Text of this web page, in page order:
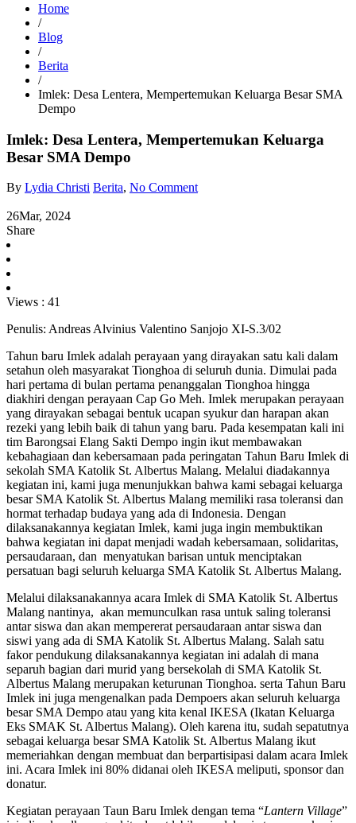
Home
/
Blog
/
Berita
/
Imlek: Desa Lentera, Mempertemukan Keluarga Besar SMA
Dempo
Imlek: Desa Lentera, Mempertemukan Keluarga
Besar SMA Dempo
By Lydia Christi Berita, No Comment
26Mar, 2024
Share
Views : 41
Penulis: Andreas Alvinius Valentino Sanjojo XI-S.3/02
Tahun baru Imlek adalah perayaan yang dirayakan satu kali dalam
setahun oleh masyarakat Tionghoa di seluruh dunia. Dimulai pada
hari pertama di bulan pertama penanggalan Tionghoa hingga
diakhiri dengan perayaan Cap Go Meh. Imlek merupakan perayaan
yang dirayakan sebagai bentuk ucapan syukur dan harapan akan
rezeki yang lebih baik di tahun yang baru. Pada kesempatan kali ini
tim Barongsai Elang Sakti Dempo ingin ikut membawakan
kebahagiaan dan kebersamaan pada peringatan Tahun Baru Imlek di
sekolah SMA Katolik St. Albertus Malang. Melalui diadakannya
kegiatan ini, kami juga menunjukkan bahwa kami sebagai keluarga
besar SMA Katolik St. Albertus Malang memiliki rasa toleransi dan
hormat terhadap budaya yang ada di Indonesia. Dengan
dilaksanakannya kegiatan Imlek, kami juga ingin membuktikan
bahwa kegiatan ini dapat menjadi wadah kebersamaan, solidaritas,
persaudaraan, dan menyatukan barisan untuk menciptakan
persatuan bagi seluruh keluarga SMA Katolik St. Albertus Malang.
Melalui dilaksanakannya acara Imlek di SMA Katolik St. Albertus
Malang nantinya, akan memunculkan rasa untuk saling toleransi
antar siswa dan akan mempererat persaudaraan antar siswa dan
siswi yang ada di SMA Katolik St. Albertus Malang. Salah satu
fakor pendukung dilaksanakannya kegiatan ini adalah di mana
separuh bagian dari murid yang bersekolah di SMA Katolik St.
Albertus Malang merupakan keturunan Tionghoa. serta Tahun Baru
Imlek ini juga mengenalkan pada Dempoers akan seluruh keluarga
besar SMA Dempo atau yang kita kenal IKESA (Ikatan Keluarga
Eks SMAK St. Albertus Malang). Oleh karena itu, sudah sepatutnya
sebagai keluarga besar SMA Katolik St. Albertus Malang ikut
memeriahkan dengan membuat dan berpartisipasi dalam acara Imlek
ini. Acara Imlek ini 80% didanai oleh IKESA meliputi, sponsor dan
donatur.
Kegiatan perayaan Taun Baru Imlek dengan tema “Lantern Village”